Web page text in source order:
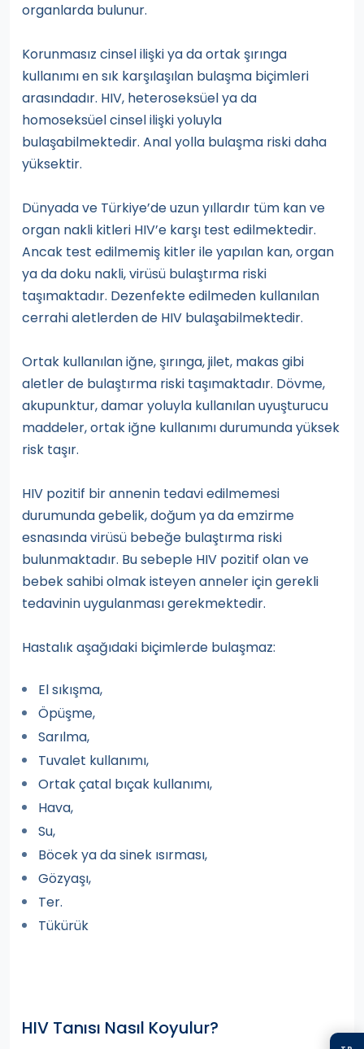
organlarda bulunur.
Korunmasız cinsel ilişki ya da ortak şırınga
kullanımı en sık karşılaşılan bulaşma biçimleri
arasındadır. HIV, heteroseksüel ya da
homoseksüel cinsel ilişki yoluyla
bulaşabilmektedir. Anal yolla bulaşma riski daha
yüksektir.
Dünyada ve Türkiye’de uzun yıllardır tüm kan ve
organ nakli kitleri HIV’e karşı test edilmektedir.
Ancak test edilmemiş kitler ile yapılan kan, organ
ya da doku nakli, virüsü bulaştırma riski
taşımaktadır. Dezenfekte edilmeden kullanılan
cerrahi aletlerden de HIV bulaşabilmektedir.
Ortak kullanılan iğne, şırınga, jilet, makas gibi
aletler de bulaştırma riski taşımaktadır. Dövme,
akupunktur, damar yoluyla kullanılan uyuşturucu
maddeler, ortak iğne kullanımı durumunda yüksek
risk taşır.
HIV pozitif bir annenin tedavi edilmemesi
durumunda gebelik, doğum ya da emzirme
esnasında virüsü bebeğe bulaştırma riski
bulunmaktadır. Bu sebeple HIV pozitif olan ve
bebek sahibi olmak isteyen anneler için gerekli
tedavinin uygulanması gerekmektedir.
Hastalık aşağıdaki biçimlerde bulaşmaz:
El sıkışma,
Öpüşme,
Sarılma,
Tuvalet kullanımı,
Ortak çatal bıçak kullanımı,
Hava,
Su,
Böcek ya da sinek ısırması,
Gözyaşı,
Ter.
Tükürük
HIV Tanısı Nasıl Koyulur?